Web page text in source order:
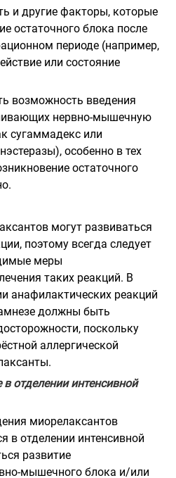
и другие факторы, которые
остаточного блока после
периоде (например,
или состояние
возможность введения
нервно-мышечную
сугаммадекс или
особенно в тех
остаточного
могут развиваться
поэтому всегда следует
меры
таких реакций. В
анафилактических реакций
должны быть
поскольку
аллергической
отделении интенсивной
миорелаксантов
в отделении интенсивной
развитие
мышечного блока и/или